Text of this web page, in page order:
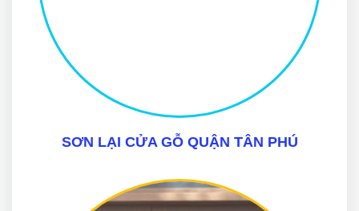
SƠN LẠI CỬA GỖ QUẬN TÂN PHÚ